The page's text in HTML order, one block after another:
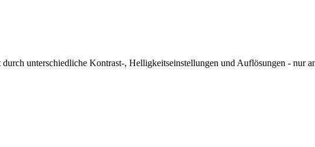
unterschiedliche Kontrast-, Helligkeitseinstellungen und Auflösungen - nur